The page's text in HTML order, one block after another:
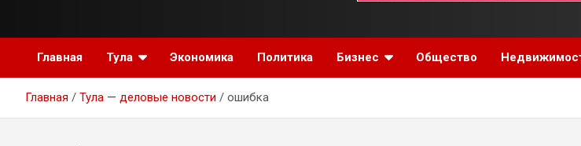
Главная Тула Экономика Политика Бизнес Общество
Главная Тула — деловые новости ошибка